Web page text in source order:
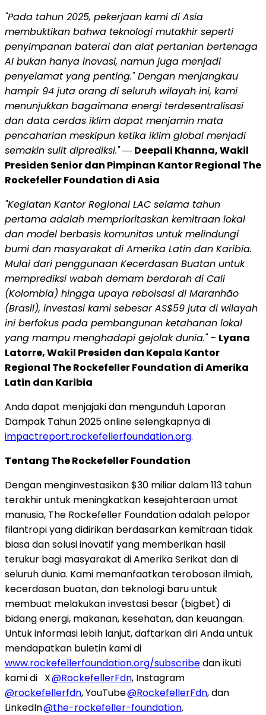
"Pada tahun 2025, pekerjaan kami di Asia
membuktikan bahwa teknologi mutakhir seperti
penyimpanan baterai dan alat pertanian bertenaga
AI bukan hanya inovasi, namun juga menjadi
penyelamat yang penting." Dengan menjangkau
hampir 94 juta orang di seluruh wilayah ini, kami
menunjukkan bagaimana energi terdesentralisasi
dan data cerdas iklim dapat menjamin mata
pencaharian meskipun ketika iklim global menjadi
semakin sulit diprediksi."― Deepali Khanna, Wakil
Presiden Senior dan Pimpinan Kantor Regional The
Rockefeller Foundation di Asia
"Kegiatan Kantor Regional LAC selama tahun
pertama adalah memprioritaskan kemitraan lokal
dan model berbasis komunitas untuk melindungi
bumi dan masyarakat di Amerika Latin dan Karibia.
Mulai dari penggunaan Kecerdasan Buatan untuk
memprediksi wabah demam berdarah di Cali
(Kolombia) hingga upaya reboisasi di Maranhão
(Brasil), investasi kami sebesar AS$59 juta di wilayah
ini berfokus pada pembangunan ketahanan lokal
yang mampu menghadapi gejolak dunia."– Lyana
Latorre, Wakil Presiden dan Kepala Kantor
Regional The Rockefeller Foundation di Amerika
Latin dan Karibia
Anda dapat menjajaki dan mengunduh Laporan
Dampak Tahun 2025 online selengkapnya di
impactreport.rockefellerfoundation.org.
Tentang The Rockefeller Foundation
Dengan menginvestasikan $30 miliar dalam 113 tahun
terakhir untuk meningkatkan kesejahteraan umat
manusia, The Rockefeller Foundation adalah pelopor
filantropi yang didirikan berdasarkan kemitraan tidak
biasa dan solusi inovatif yang memberikan hasil
terukur bagi masyarakat di Amerika Serikat dan di
seluruh dunia. Kami memanfaatkan terobosan ilmiah,
kecerdasan buatan, dan teknologi baru untuk
membuat melakukan investasi besar (bigbet) di
bidang energi, makanan, kesehatan, dan keuangan.
Untuk informasi lebih lanjut, daftarkan diri Anda untuk
mendapatkan buletin kami di
www.rockefellerfoundation.org/subscribedan ikuti
kami di X@RockefellerFdn, Instagram
@rockefellerfdn, YouTube@RockefellerFdn, dan
LinkedIn@the-rockefeller-foundation.